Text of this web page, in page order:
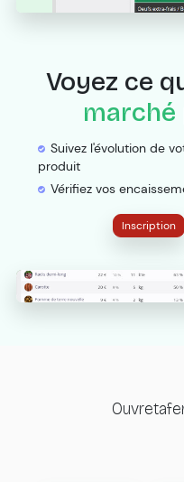
Voyez ce
marché
Suivez l'évolution de
produit
Vérifiez vos
Inscription